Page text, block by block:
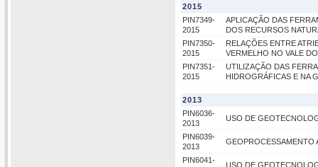
2015
PIN7349-
2015
APLICAÇÃO DAS
DOS RECURSOS
PIN7350-
2015
RELAÇÕES ENTRE
VERMELHO NO VALE
PIN7351-
2015
UTILIZAÇÃO DAS
HIDROGRÁFICAS E NA
2013
PIN6036-
2013
USO DE
PIN6039-
2013
GEOPROCESSAMENTO
PIN6041-
USO DE